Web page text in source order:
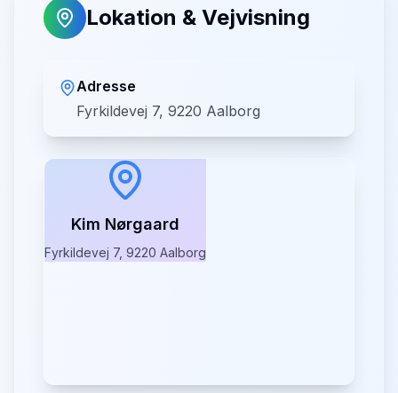
Lokation & Vejvisning
Adresse
Fyrkildevej 7, 9220 Aalborg
Kim Nørgaard
Fyrkildevej 7, 9220 Aalborg